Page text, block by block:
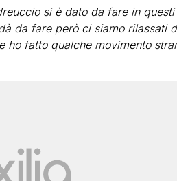
si è dato da fare in questi
da fare però ci siamo rilassati
ho fatto qualche movimento